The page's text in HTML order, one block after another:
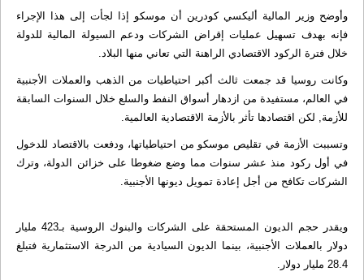
وأوضح وزير المالية أليكسي كودرين أن موسكو إذا لجأت إلى هذا الإجراء
فإنه بهدف تسهيل عمليات إقراض الشركات ودعم السيولة المالية للدولة
خلال فترة الركود الاقتصادي الراهنة التي تعاني منها البلاد.
وكانت روسيا قد جمعت ثالث أكبر احتياطيات من الذهب والعملات الأجنبية
في العالم، مستفيدة من ازدهار أسواق النفط والسلع خلال السنوات السابقة
للأزمة, لكن اقتصادها تأثر بالأزمة الاقتصادية العالمية.
وتسببت الأزمة في تقليص موسكو من احتياطياتها، ودفعت بالاقتصاد للدخول
في أول ركود منذ عشر سنوات مما وضع ضغوطا على خزائن الدولة، وترك
الشركات تكافح من أجل إعادة تمويل ديونها الأجنبية.
ويقدر حجم الديون المستحقة على الشركات والبنوك الروسية بـ423 مليار
دولار بالعملات الأجنبية، بينما الديون السيادية من الدرجة الاستثمارية فتبلغ
28.4 مليار دولار.